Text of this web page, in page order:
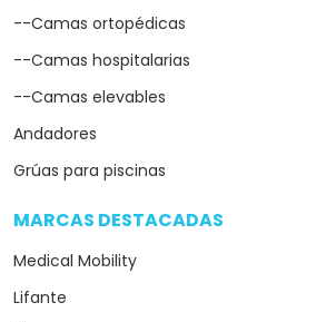
--Camas ortopédicas
--Camas hospitalarias
--Camas elevables
Andadores
Grúas para piscinas
MARCAS DESTACADAS
Medical Mobility
Lifante